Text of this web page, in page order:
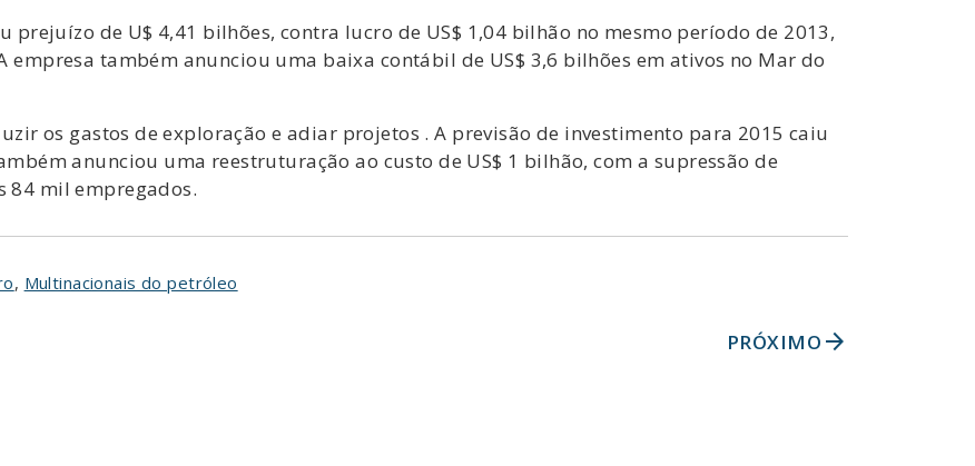
prejuízo de U$ 4,41 bilhões, contra lucro de US$ 1,04 bilhão no mesmo período de 2013,
empresa também anunciou uma baixa contábil de US$ 3,6 bilhões em ativos no Mar do
os gastos de exploração e adiar projetos . A previsão de investimento para 2015 caiu
anunciou uma reestruturação ao custo de US$ 1 bilhão, com a supressão de
84 mil empregados.
, Multinacionais do petróleo
PRÓXIMO arrow_forward